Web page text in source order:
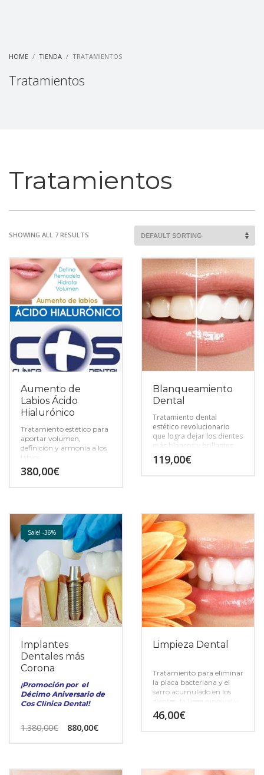
HOME TIENDA TRATAMIENTOS
Tratamientos
Tratamientos
SHOWING ALL 7 RESULTS
Aumento de
Labios Ácido
Hialurónico
Tratamiento estético para
aportar volumen,
definición y armonía a los
labios
380,00€
Blanqueamiento
Dental
Tratamiento dental
estético revolucionario
que logra dejar los dientes
más blancos y brillantes.
119,00€
Sale! -36%
Implantes
Dentales más
Corona
¡Promoción por el
Décimo Aniversario de
Cos Clínica Dental!
1.380,00€ 880,00€
Limpieza Dental
Tratamiento para eliminar
la placa bacteriana y el
sarro acumulado en los
dientes, la línea gingival y
los espacios interdentales.
46,00€